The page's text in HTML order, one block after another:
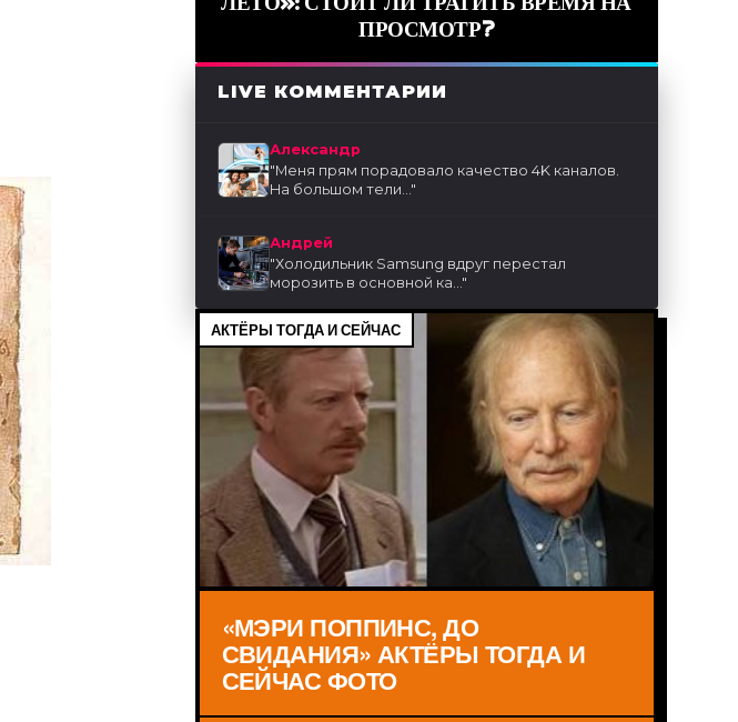
ПРОСМОТР?
LIVE КОММЕНТАРИИ
Александр
"Меня прям порадовало качество 4K каналов.
На большом тели..."
Андрей
"Холодильник Samsung вдруг перестал
морозить в основной ка..."
АКТЁРЫ ТОГДА И СЕЙЧАС
«МЭРИ ПОППИНС, ДО
СВИДАНИЯ» АКТЁРЫ ТОГДА И
СЕЙЧАС ФОТО